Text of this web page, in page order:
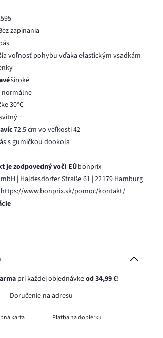
zapínania
voľnosť pohybu vďaka elastickým vsadkám
široké
normálne
30°C
72.5 cm vo veľkosti 42
s gumičkou dookola
je zodpovedný voči EÚbonprix
| Haldesdorfer Straße 61 | 22179 Hamburg
https://www.bonprix.sk/pomoc/kontakt/
pri každej objednávkeod 34,99 €!
Doručenie na adresu
karta Platba na dobierku